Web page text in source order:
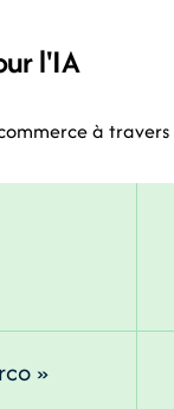
l'IA
à
»